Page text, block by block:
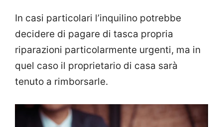
In casi particolari l’inquilino potrebbe
decidere di pagare di tasca propria
riparazioni particolarmente urgenti, ma in
quel caso il proprietario di casa sarà
tenuto a rimborsarle.